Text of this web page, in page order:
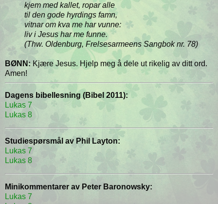
kjem med kallet, ropar alle
til den gode hyrdings famn,
vitnar om kva me har vunne:
liv i Jesus har me funne.
(Thw. Oldenburg, Frelsesarmeens Sangbok nr. 78)
BØNN: Kjære Jesus. Hjelp meg å dele ut rikelig av ditt ord.
Amen!
Dagens bibellesning (Bibel 2011):
Lukas 7
Lukas 8
Studiespørsmål av Phil Layton:
Lukas 7
Lukas 8
Minikommentarer av Peter Baronowsky:
Lukas 7